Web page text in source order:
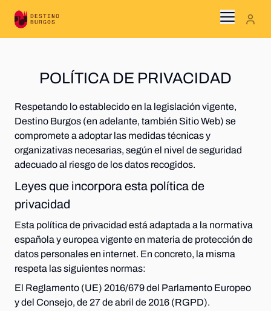
Menu
PLANIFICA TU VIAJE
POLÍTICA DE PRIVACIDAD
Respetando lo establecido en la legislación vigente,
Destino Burgos (en adelante, también Sitio Web) se
compromete a adoptar las medidas técnicas y
organizativas necesarias, según el nivel de seguridad
adecuado al riesgo de los datos recogidos.
Leyes que incorpora esta política de
privacidad
Esta política de privacidad está adaptada a la normativa
española y europea vigente en materia de protección de
datos personales en internet. En concreto, la misma
respeta las siguientes normas:
El Reglamento (UE) 2016/679 del Parlamento Europeo
y del Consejo, de 27 de abril de 2016 (RGPD).